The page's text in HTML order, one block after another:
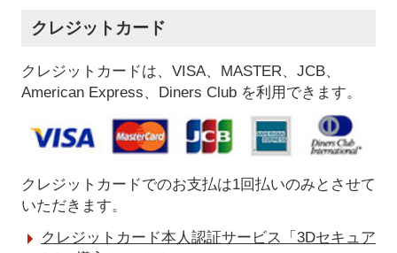
クレジットカード
クレジットカードは、VISA、MASTER、JCB、
American Express、Diners Club を利用できます。
クレジットカードでのお支払は1回払いのみとさせて
いただきます。
クレジットカード本人認証サービス「3Dセキュア